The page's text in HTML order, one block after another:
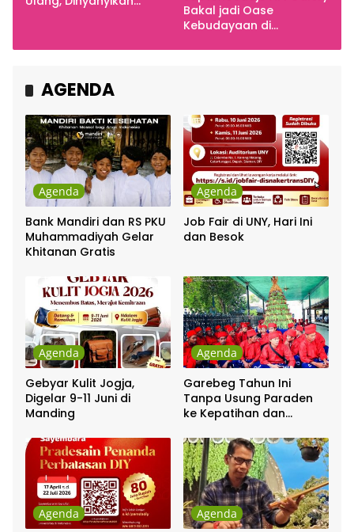
Bakal jadi Oase
Kebudayaan di
AGENDA
Agenda
Bank Mandiri dan RS PKU
Muhammadiyah Gelar
Khitanan Gratis
Agenda
Job Fair di UNY, Hari Ini
dan Besok
Agenda
Gebyar Kulit Jogja,
Digelar 9-11 Juni di
Manding
Agenda
Garebeg Tahun Ini
Tanpa Usung Paraden
ke Kepatihan dan
Agenda Agenda